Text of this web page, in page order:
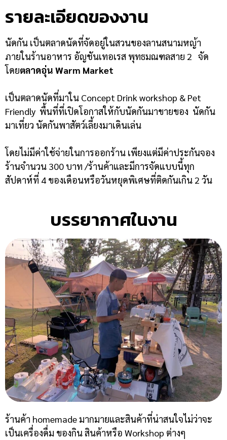
รายละเอียดของงาน
นัดกัน เป็นตลาดนัดที่จัดอยู่ในสวนของลานสนามหญ้า
ภายในร้านอาหาร อัญชันเทอเรส พุทธมณฑลสาย 2 จัด
โดยตลาดอุ่น Warm Market
เป็นตลาดนัดที่มาใน Concept Drink workshop & Pet
Friendly พื้นที่ที่เปิดโอกาสให้กับนัดกันมาขายของ นัดกัน
มาเที่ยว นัดกันพาสัตว์เลี้ยงมาเดินเล่น
โดยไม่มีค่าใช้จ่ายในการออกร้าน เพียงแต่มีค่าประกันจอง
ร้านจำนวน 300 บาท /ร้านค้าและมีการจัดแบบนี้ทุก
สัปดาห์ที่ 4 ของเดือนหรือวันหยุดพิเศษที่ติดกันเกิน 2 วัน
บรรยากาศในงาน
ร้านค้า homemade มากมายและสินค้าที่น่าสนใจไม่ว่าจะ
เป็นเครื่องดื่ม ของกิน สินค้าหรือ Workshop ต่างๆ